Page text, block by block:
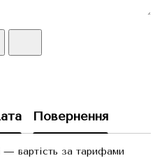
Повернення
вартість за тарифами